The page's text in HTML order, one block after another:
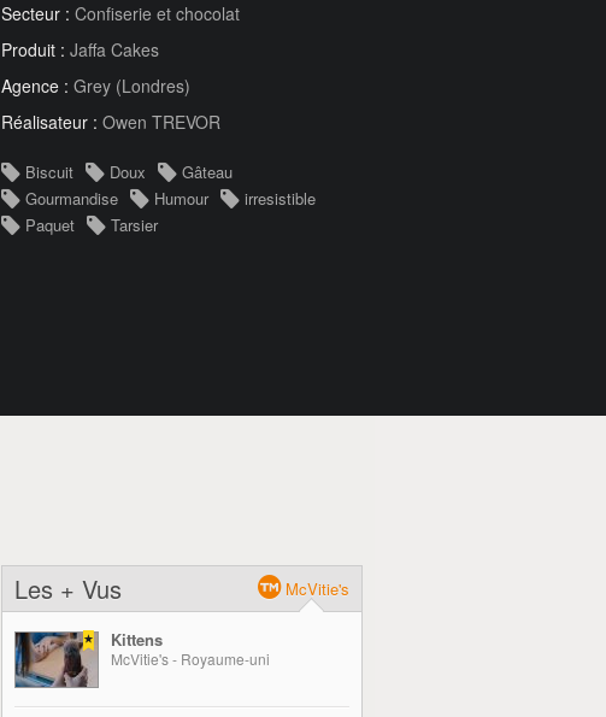
Secteur : Confiserie et chocolat
Produit : Jaffa Cakes
Agence : Grey (Londres)
Réalisateur : Owen TREVOR
Biscuit Doux
Gâteau
Gourmandise
Humour
irresistible
Paquet
Tarsier
Les + Vus McVitie's
Kittens
McVitie's - Royaume-uni